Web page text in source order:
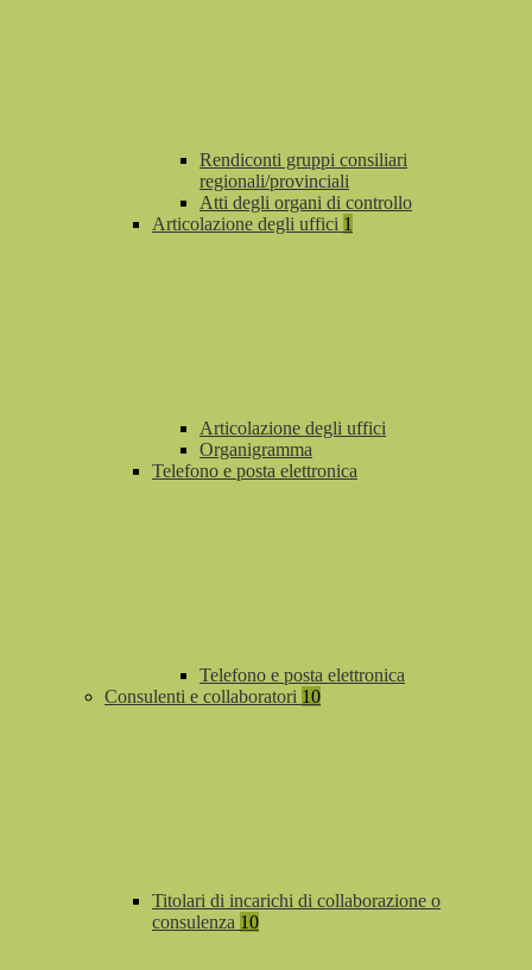
Rendiconti gruppi consiliari
regionali/provinciali
Atti degli organi di controllo
Articolazione degli uffici 1
Articolazione degli uffici
Organigramma
Telefono e posta elettronica
Telefono e posta elettronica
Consulenti e collaboratori 10
Titolari di incarichi di collaborazione o
consulenza 10